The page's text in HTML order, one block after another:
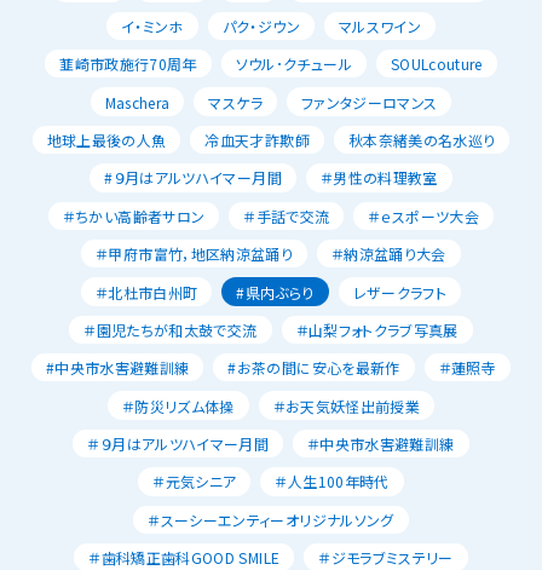
イ・ミンホ
パク・ジウン
マルスワイン
韮崎市政施行70周年
ソウル･クチュール
SOULcouture
Maschera
マスケラ
ファンタジーロマンス
地球上最後の人魚
冷血天才詐欺師
秋本奈緒美の名水巡り
#９月はアルツハイマー月間
＃男性の料理教室
＃ちかい高齢者サロン
＃手話で交流
＃ｅスポーツ大会
＃甲府市富竹，地区納涼盆踊り
＃納涼盆踊り大会
＃北杜市白州町
#県内ぶらり
レザークラフト
＃園児たちが和太鼓で交流
＃山梨フォトクラブ写真展
#中央市水害避難訓練
#お茶の間に安心を最新作
＃蓮照寺
＃防災リズム体操
＃お天気妖怪出前授業
＃９月はアルツハイマー月間
＃中央市水害避難訓練
＃元気シニア
＃人生100年時代
＃スーシーエンティーオリジナルソング
＃歯科矯正歯科GOOD SMILE
＃ジモラブミステリー